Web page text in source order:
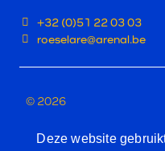
Deze website
+32 (0)51 22 03 03
roeselare@arenal.be
© 2026
TERMS & CONDITIONS